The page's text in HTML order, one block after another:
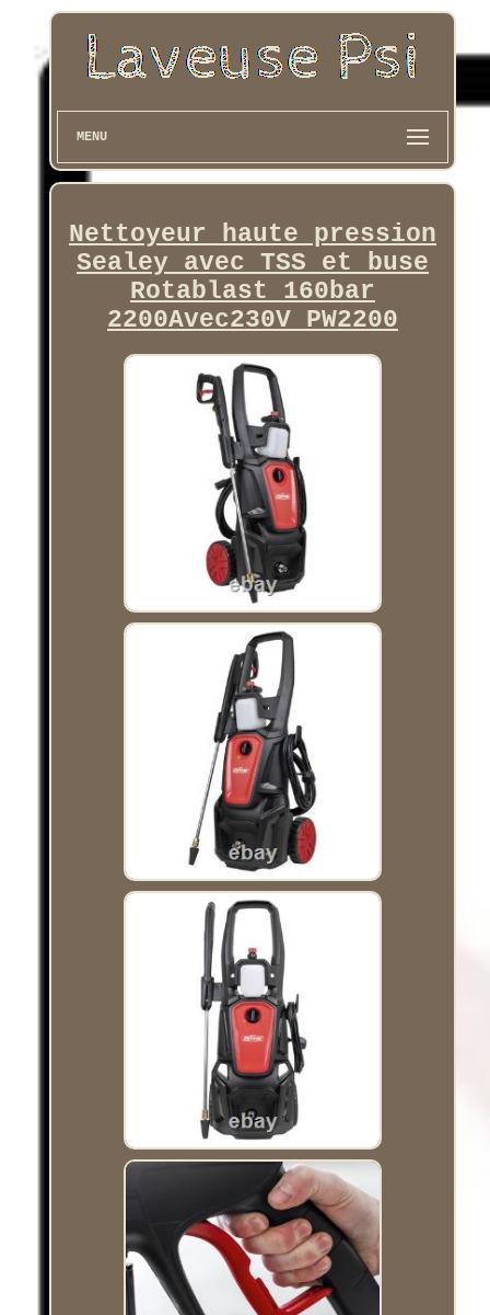
MENU
Nettoyeur haute pression
Sealey avec TSS et buse
Rotablast 160bar
2200Avec230V PW2200